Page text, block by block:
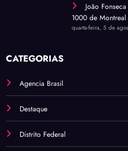
João
1000 de Montreal
quarta-feira, 5 de
CATEGORIAS
Agencia Brasil
Destaque
Distrito Federal